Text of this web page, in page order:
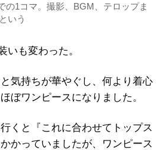
の1コマ。撮影、BGM、テロップま
いう
いも変わった。
と気持ちが華やぐし、何より着心
ぼワンピースになりました。
くと『これに合わせてトップス
かっていましたが、ワンピース